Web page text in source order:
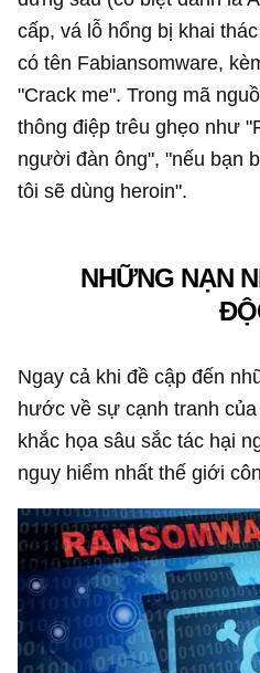
cấp, vá lỗ hổng bị khai
có tên Fabiansomware,
"Crack me". Trong mã
thông điệp trêu ghẹo như
người đàn ông", "nếu bạn
tôi sẽ dùng heroin".
NHỮNG NẠN
Ngay cả khi đề cập đến
hước về sự cạnh tranh
khắc họa sâu sắc tác hại
nguy hiểm nhất thế giới